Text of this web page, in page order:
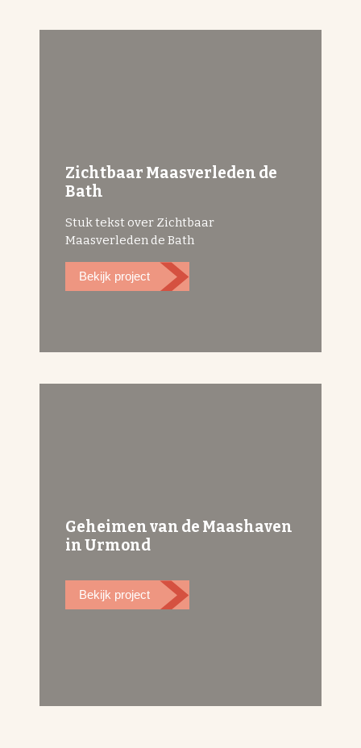
Zichtbaar Maasverleden de
Bath
Stuk tekst over Zichtbaar
Maasverleden de Bath
Bekijk project
Geheimen van de Maashaven
in Urmond
Bekijk project